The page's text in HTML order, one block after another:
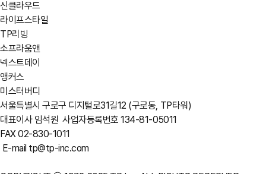
신클라우드
라이프스타일
TP리빙
소프라움앤
넥스트데이
앵커스
미스터버디
서울특별시 구로구 디지털로31길12 (구로동, TP타워)
대표이사 임석원 사업자등록번호 134-81-05011
FAX 02-830-1011
E-mail tp@tp-inc.com